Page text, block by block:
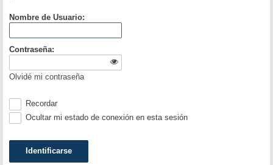
Nombre de Usuario:
Contraseña:
Olvidé mi contraseña
Recordar
Ocultar mi estado de conexión en esta sesión